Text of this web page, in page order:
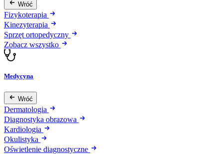
Wróć
Fizykoterapia
Kinezyterapia
Sprzęt ortopedyczny
Zobacz wszystko
Medycyna
Wróć
Dermatologia
Diagnostyka obrazowa
Kardiologia
Okulistyka
Oświetlenie diagnostyczne